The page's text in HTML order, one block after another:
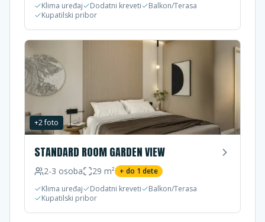
Klima uređaj
Dodatni kreveti
Balkon/Terasa
Kupatilski pribor
+2foto
STANDARD ROOM GARDEN VIEW
2-3 osoba 29 m² + do 1 dete
Klima uređaj
Dodatni kreveti
Balkon/Terasa
Kupatilski pribor